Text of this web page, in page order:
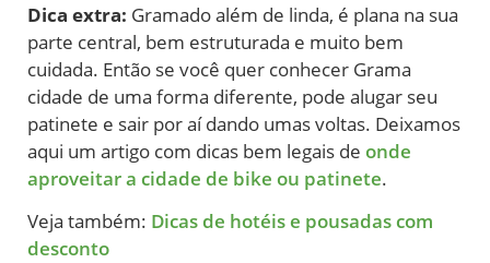
Dica extra: Gramado além de linda, é plana na sua
parte central, bem estruturada e muito bem
cuidada. Então se você quer conhecer Grama
cidade de uma forma diferente, pode alugar seu
patinete e sair por aí dando umas voltas. Deixamos
aqui um artigo com dicas bem legais de onde
aproveitar a cidade de bike ou patinete.
Veja também: Dicas de hotéis e pousadas com
desconto